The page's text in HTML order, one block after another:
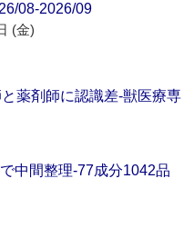
08-2026/09
(金)
薬剤師に認識差‐獣医療専
中間整理‐77成分1042品